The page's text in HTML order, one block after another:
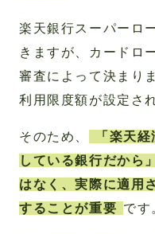
楽天銀行スーパーロ
きますが、カードロ
審査によって決まり
利用限度額が設定さ
そのため、
「楽天
している銀行だから
はなく、実際に適用
することが重要 です